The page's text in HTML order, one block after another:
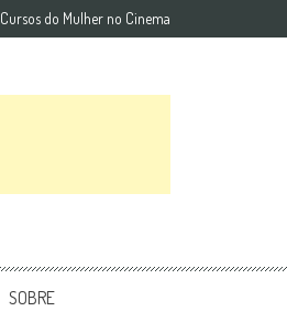
Cursos do Mulher no Cinema
SOBRE